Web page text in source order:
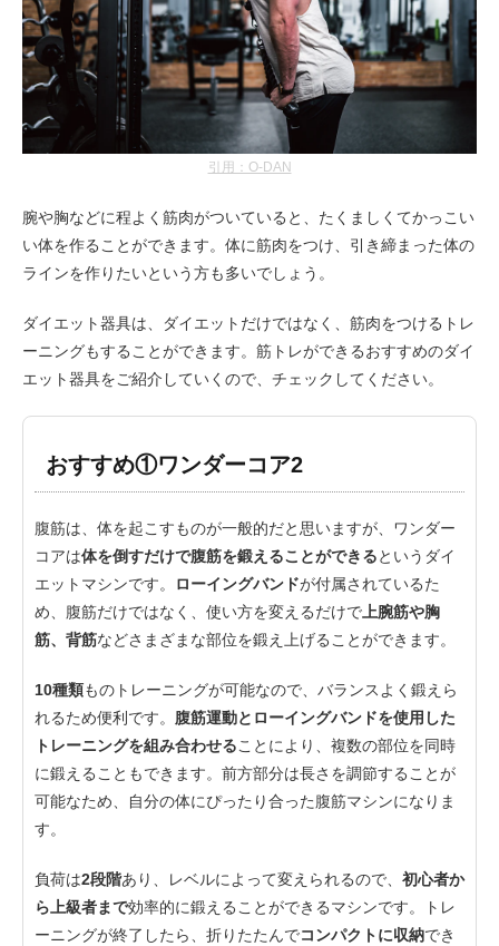
引用：O-DAN
腕や胸などに程よく筋肉がついていると、たくましくてかっこい
い体を作ることができます。体に筋肉をつけ、引き締まった体の
ラインを作りたいという方も多いでしょう。
ダイエット器具は、ダイエットだけではなく、筋肉をつけるトレ
ーニングもすることができます。筋トレができるおすすめのダイ
エット器具をご紹介していくので、チェックしてください。
おすすめ①ワンダーコア2
腹筋は、体を起こすものが一般的だと思いますが、ワンダー
コアは体を倒すだけで腹筋を鍛えることができるというダイ
エットマシンです。
ローイングバンドが付属されているた
め、腹筋だけではなく、使い方を変えるだけで 上腕筋や胸
筋、背筋などさまざまな部位を鍛え上げることができます。
10種類ものトレーニングが可能なので、バランスよく鍛えら
れるため便利です。 腹筋運動とローイングバンドを使用した
トレーニングを組み合わせることにより、複数の部位を同時
に鍛えることもできます。前方部分は長さを調節することが
可能なため、自分の体にぴったり合った腹筋マシンになりま
す。
負荷は2段階あり、レベルによって変えられるので、 初心者か
ら上級者まで効率的に鍛えることができるマシンです。トレ
ーニングが終了したら、折りたたんでコンパクトに収納でき